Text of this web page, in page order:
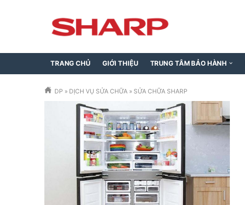
TRANG CHỦ GIỚI THIỆU TRUNG TÂM BẢO HÀNH
DP » DỊCH VỤ SỬA CHỮA » SỬA CHỮA SHARP